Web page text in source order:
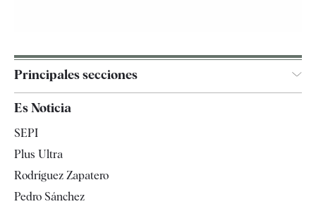
Principales secciones
Televisión
Es Noticia
SEPI
Plus Ultra
Rodríguez Zapatero
Pedro Sánchez